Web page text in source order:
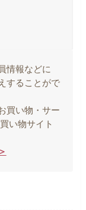
情報などに
することがで
買い物・サー
い物サイト